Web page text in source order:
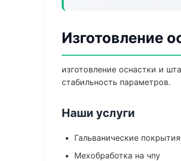
Изготовление
изготовление оснастки и
стабильность параметров.
Наши услуги
Гальванические покрытия
Мехобработка на чпу